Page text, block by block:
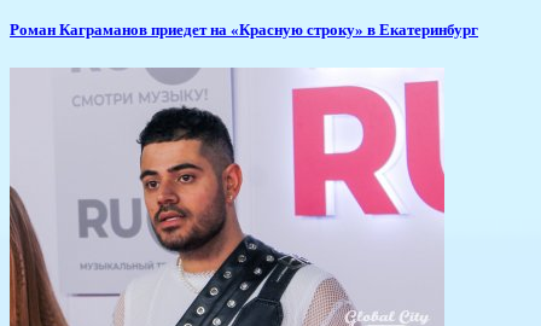
​Роман Каграманов приедет на «Красную строку» в Екатеринбург